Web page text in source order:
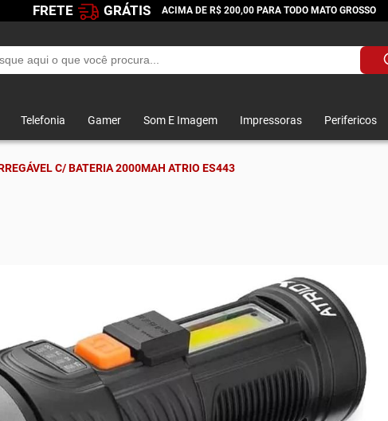
FRETE GRÁTIS ACIMA DE R$ 200,00 PARA TODO MATO GROSSO
Telefonia Gamer Som E Imagem Impressoras Perifericos
C/ BATERIA 2000MAH ATRIO ES443